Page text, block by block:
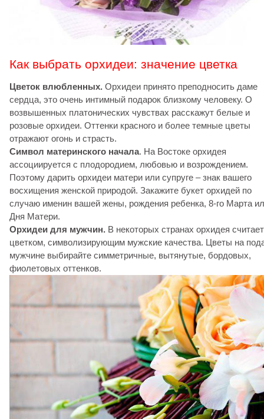
Как выбрать орхидеи: значение цветка
Цветок влюбленных. Орхидеи принято преподносить даме
сердца, это очень интимный подарок близкому человеку. О
возвышенных платонических чувствах расскажут белые и
розовые орхидеи. Оттенки красного и более темные цветы
отражают огонь и страсть.
Символ материнского начала. На Востоке орхидея
ассоциируется с плодородием, любовью и возрождением.
Поэтому дарить орхидеи матери или супруге – знак вашего
восхищения женской природой. Закажите букет орхидей по
случаю именин вашей жены, рождения ребенка, 8-го Марта
Дня Матери.
Орхидеи для мужчин. В некоторых странах орхидея
цветком, символизирующим мужские качества. Цветы на
мужчине выбирайте симметричные, вытянутые, бордовых,
фиолетовых оттенков.